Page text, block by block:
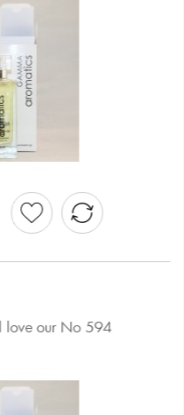
love our No 594